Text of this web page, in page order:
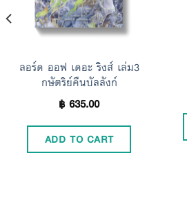
ลอร์ด ออฟ เดอะ ริงส์ เล่ม3
กษัตริย์คืนบัลลังก์
฿635.00
ADD TO CART